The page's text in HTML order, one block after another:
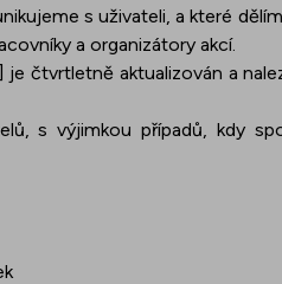
s uživateli, a které
a organizátory akcí.
čtvrtletně aktualizován a
s výjimkou případů, kdy